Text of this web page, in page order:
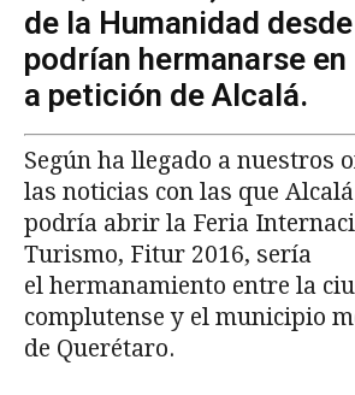
de la Humanidad
podrían hermanarse
a petición de Alcalá.
Según ha llegado a nuestros
las noticias con las que
podría abrir la Feria
Turismo, Fitur 2016, sería
el hermanamiento entre la
complutense y el municipio
de Querétaro.